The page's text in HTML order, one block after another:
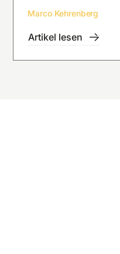
Marco Kehrenberg
Artikel lesen